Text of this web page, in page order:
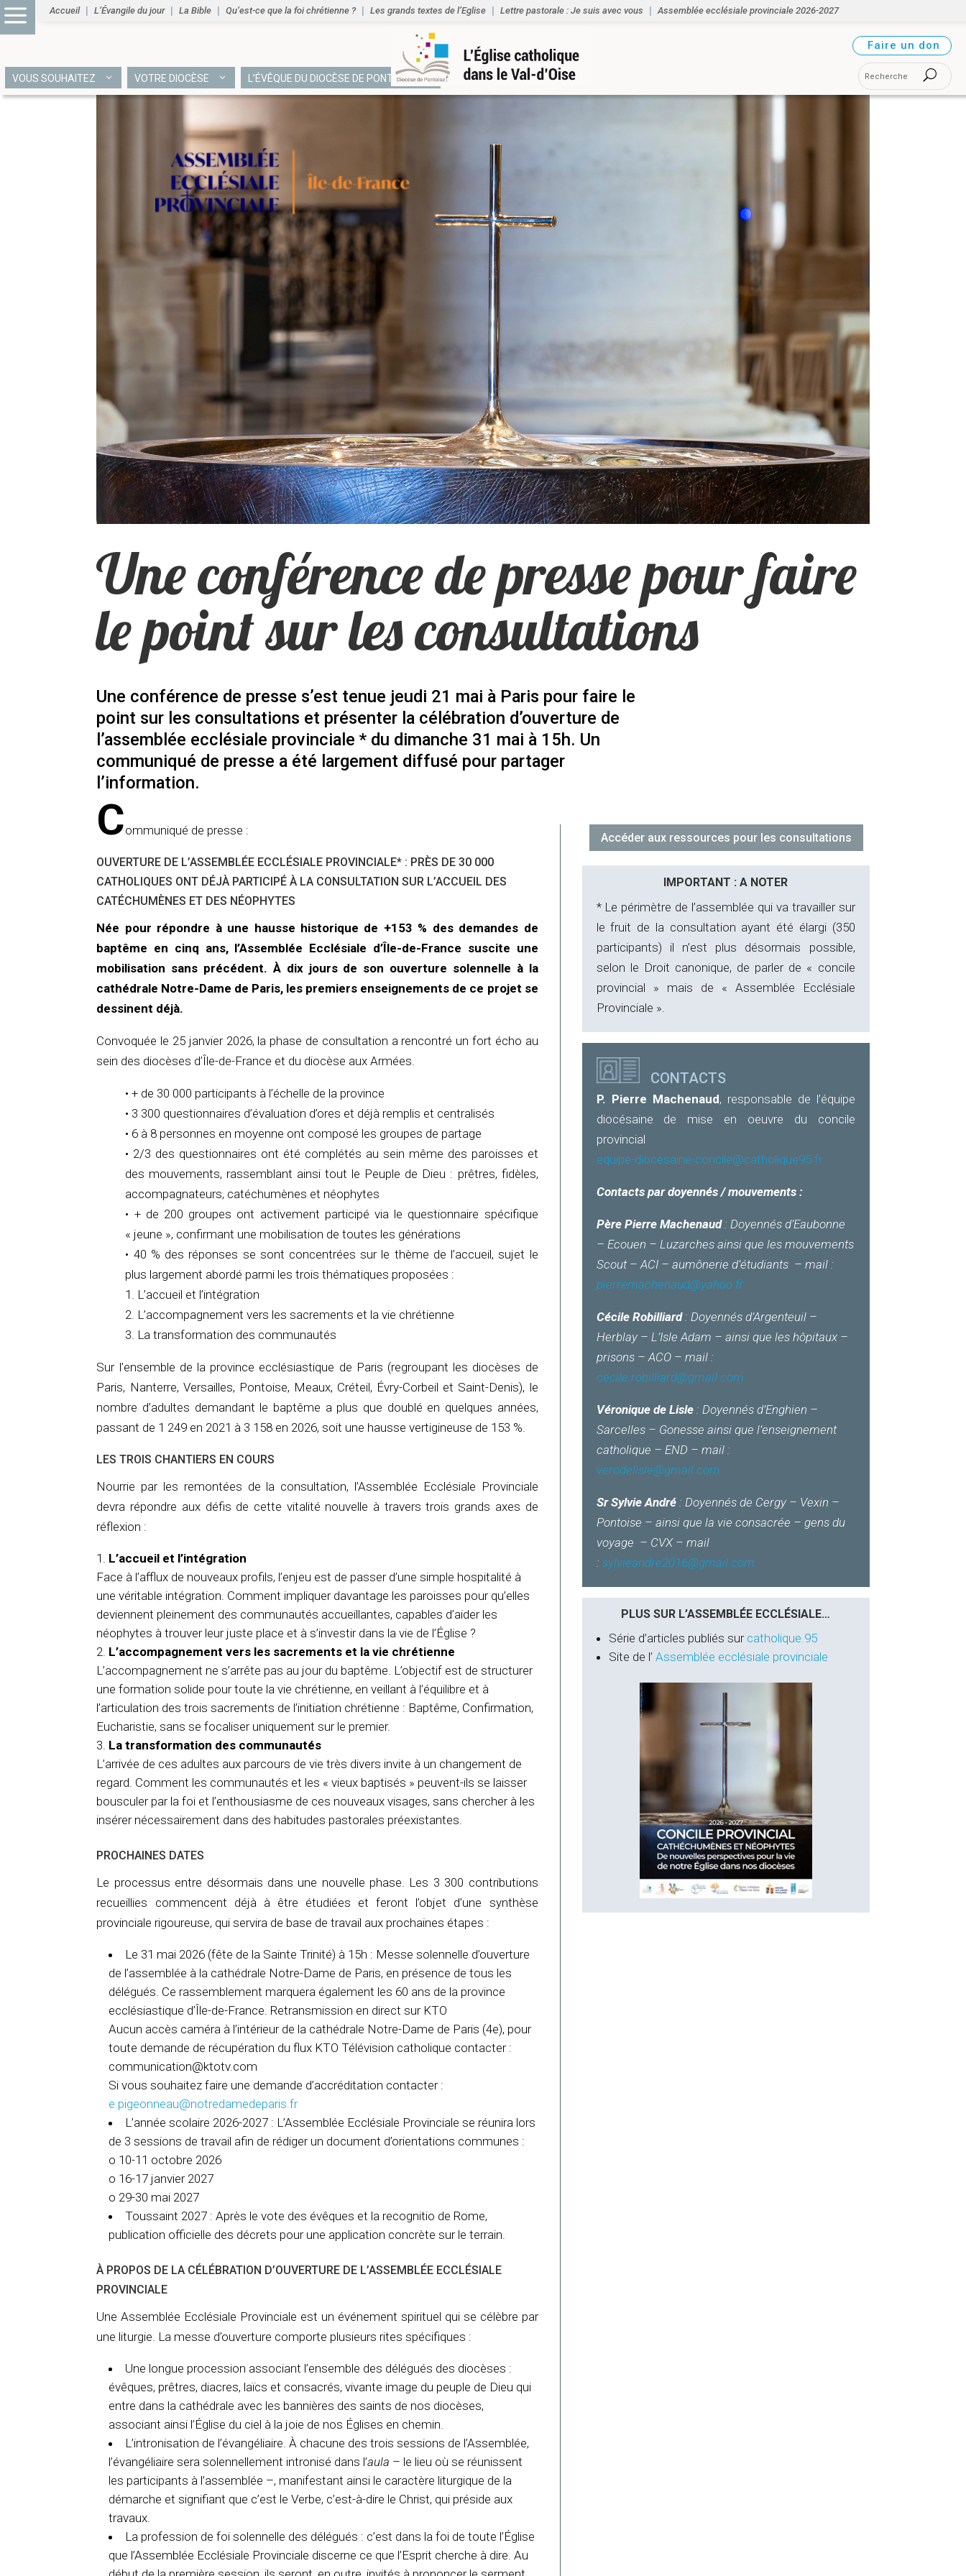
Accueil L’Évangile du jour La Bible Qu’est-ce que la foi chrétienne ? Les grands textes de l’Eglise Lettre pastorale : Je suis avec vous Assemblée ecclésiale provinciale 2026-2027
Faire un don
VOUS SOUHAITEZ VOTRE DIOCÈSE L’ÉVÊQUE DU DIOCÈSE DE PONTOISE
Une conférence de presse pour faire
le point sur les consultations
Une conférence de presse s’est tenue jeudi 21 mai à Paris pour faire le
point sur les consultations et présenter la célébration d’ouverture de
l’assemblée ecclésiale provinciale * du dimanche 31 mai à 15h. Un
communiqué de presse a été largement diffusé pour partager
l’information.
Communiqué de presse :
OUVERTURE DE L’ASSEMBLÉE ECCLÉSIALE PROVINCIALE* : PRÈS DE 30 000
CATHOLIQUES ONT DÉJÀ PARTICIPÉ À LA CONSULTATION SUR L’ACCUEIL DES
CATÉCHUMÈNES ET DES NÉOPHYTES
Née pour répondre à une hausse historique de +153 % des demandes de
baptême en cinq ans, l’Assemblée Ecclésiale d’Île-de-France suscite une
mobilisation sans précédent. À dix jours de son ouverture solennelle à la
cathédrale Notre-Dame de Paris, les premiers enseignements de ce projet se
dessinent déjà.
Convoquée le 25 janvier 2026, la phase de consultation a rencontré un fort écho au
sein des diocèses d’Île-de-France et du diocèse aux Armées.
• + de 30 000 participants à l’échelle de la province
• 3 300 questionnaires d’évaluation d’ores et déjà remplis et centralisés
• 6 à 8 personnes en moyenne ont composé les groupes de partage
• 2/3 des questionnaires ont été complétés au sein même des paroisses et
des mouvements, rassemblant ainsi tout le Peuple de Dieu : prêtres, fidèles,
accompagnateurs, catéchumènes et néophytes
• + de 200 groupes ont activement participé via le questionnaire spécifique
« jeune », confirmant une mobilisation de toutes les générations
• 40 % des réponses se sont concentrées sur le thème de l’accueil, sujet le
plus largement abordé parmi les trois thématiques proposées :
1. L’accueil et l’intégration
2. L’accompagnement vers les sacrements et la vie chrétienne
3. La transformation des communautés
Sur l’ensemble de la province ecclésiastique de Paris (regroupant les diocèses de
Paris, Nanterre, Versailles, Pontoise, Meaux, Créteil, Évry-Corbeil et Saint-Denis), le
nombre d’adultes demandant le baptême a plus que doublé en quelques années,
passant de 1 249 en 2021 à 3 158 en 2026, soit une hausse vertigineuse de 153 %.
LES TROIS CHANTIERS EN COURS
Nourrie par les remontées de la consultation, l’Assemblée Ecclésiale Provinciale
devra répondre aux défis de cette vitalité nouvelle à travers trois grands axes de
réflexion :
L’accueil et l’intégration
Face à l’afflux de nouveaux profils, l’enjeu est de passer d’une simple hospitalité à
une véritable intégration. Comment impliquer davantage les paroisses pour qu’elles
deviennent pleinement des communautés accueillantes, capables d’aider les
néophytes à trouver leur juste place et à s’investir dans la vie de l’Église ?
L’accompagnement vers les sacrements et la vie chrétienne
L’accompagnement ne s’arrête pas au jour du baptême. L’objectif est de structurer
une formation solide pour toute la vie chrétienne, en veillant à l’équilibre et à
l’articulation des trois sacrements de l’initiation chrétienne : Baptême, Confirmation,
Eucharistie, sans se focaliser uniquement sur le premier.
La transformation des communautés
L’arrivée de ces adultes aux parcours de vie très divers invite à un changement de
regard. Comment les communautés et les « vieux baptisés » peuvent-ils se laisser
bousculer par la foi et l’enthousiasme de ces nouveaux visages, sans chercher à les
insérer nécessairement dans des habitudes pastorales préexistantes.
PROCHAINES DATES
Le processus entre désormais dans une nouvelle phase. Les 3 300 contributions
recueillies commencent déjà à être étudiées et feront l’objet d’une synthèse
provinciale rigoureuse, qui servira de base de travail aux prochaines étapes :
Le 31 mai 2026 (fête de la Sainte Trinité) à 15h : Messe solennelle d’ouverture
de l’assemblée à la cathédrale Notre-Dame de Paris, en présence de tous les
délégués. Ce rassemblement marquera également les 60 ans de la province
ecclésiastique d’Île-de-France. Retransmission en direct sur KTO
Aucun accès caméra à l’intérieur de la cathédrale Notre-Dame de Paris (4e), pour
toute demande de récupération du flux KTO Télévision catholique contacter :
communication@ktotv.com
Si vous souhaitez faire une demande d’accréditation contacter :
e.pigeonneau@notredamedeparis.fr
L’année scolaire 2026-2027 : L’Assemblée Ecclésiale Provinciale se réunira lors
de 3 sessions de travail afin de rédiger un document d’orientations communes :
o 10-11 octobre 2026
o 16-17 janvier 2027
o 29-30 mai 2027
Toussaint 2027 : Après le vote des évêques et la recognitio de Rome,
publication officielle des décrets pour une application concrète sur le terrain.
À PROPOS DE LA CÉLÉBRATION D’OUVERTURE DE L’ASSEMBLÉE ECCLÉSIALE
PROVINCIALE
Une Assemblée Ecclésiale Provinciale est un événement spirituel qui se célèbre par
une liturgie. La messe d’ouverture comporte plusieurs rites spécifiques :
Une longue procession associant l’ensemble des délégués des diocèses :
évêques, prêtres, diacres, laïcs et consacrés, vivante image du peuple de Dieu qui
entre dans la cathédrale avec les bannières des saints de nos diocèses,
associant ainsi l’Église du ciel à la joie de nos Églises en chemin.
L’intronisation de l’évangéliaire. À chacune des trois sessions de l’Assemblée,
l’évangéliaire sera solennellement intronisé dans l’aula – le lieu où se réunissent
les participants à l’assemblée –, manifestant ainsi le caractère liturgique de la
démarche et signifiant que c’est le Verbe, c’est-à-dire le Christ, qui préside aux
travaux.
La profession de foi solennelle des délégués : c’est dans la foi de toute l’Église
que l’Assemblée Ecclésiale Provinciale discerne ce que l’Esprit cherche à dire. Au
Accéder aux ressources pour les consultations
IMPORTANT : A NOTER
* Le périmètre de l’assemblée qui va travailler sur
le fruit de la consultation ayant été élargi (350
participants) il n’est plus désormais possible,
selon le Droit canonique, de parler de « concile
provincial » mais de « Assemblée Ecclésiale
Provinciale ».
CONTACTS
P. Pierre Machenaud, responsable de l’équipe
diocésaine de mise en oeuvre du concile
provincial
equipe-diocesaine-concile@catholique95.fr
Contacts par doyennés / mouvements :
Père Pierre Machenaud: Doyennés d’Eaubonne
– Ecouen – Luzarches ainsi que les mouvements
Scout – ACI – aumônerie d’étudiants – mail :
pierremachenaud@yahoo.fr
Cécile Robilliard: Doyennés d’Argenteuil –
Herblay – L’Isle Adam – ainsi que les hôpitaux –
prisons – ACO – mail :
cecile.robilliard@gmail.com
Véronique de Lisle: Doyennés d’Enghien –
Sarcelles – Gonesse ainsi que l’enseignement
catholique – END – mail :
verodelisle@gmail.com
Sr Sylvie André: Doyennés de Cergy – Vexin –
Pontoise – ainsi que la vie consacrée – gens du
voyage – CVX – mail
: sylvieandre2016@gmail.com
PLUS SUR L’ASSEMBLÉE ECCLÉSIALE…
Série d’articles publiés sur catholique.95
Site de l’ Assemblée ecclésiale provinciale